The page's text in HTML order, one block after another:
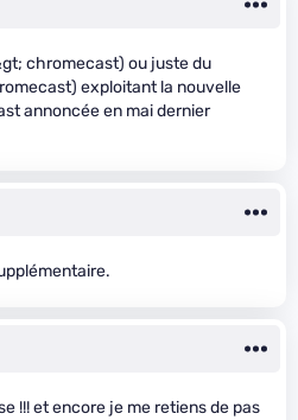
chromecast) ou juste du
exploitant la nouvelle
annoncée en mai dernier
!!! et encore je me retiens de pas